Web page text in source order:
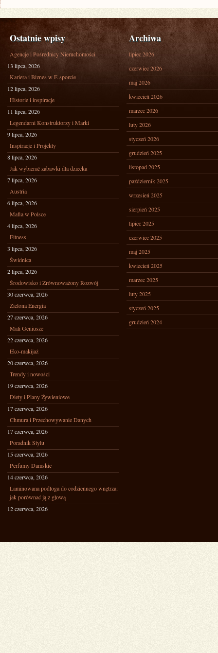
Ostatnie wpisy
Agencje i Pośrednicy Nieruchomości
13 lipca, 2026
Kariera i Biznes w E-sporcie
12 lipca, 2026
Historie i inspiracje
11 lipca, 2026
Legendarni Konstruktorzy i Marki
9 lipca, 2026
Inspiracje i Projekty
8 lipca, 2026
Jak wybierać zabawki dla dziecka
7 lipca, 2026
Austria
6 lipca, 2026
Mafia w Polsce
4 lipca, 2026
Fitness
3 lipca, 2026
Świdnica
2 lipca, 2026
Środowisko i Zrównoważony Rozwój
30 czerwca, 2026
Zielona Energia
27 czerwca, 2026
Mali Geniusze
22 czerwca, 2026
Eko-makijaż
20 czerwca, 2026
Trendy i nowości
19 czerwca, 2026
Diety i Plany Żywieniowe
17 czerwca, 2026
Chmura i Przechowywanie Danych
17 czerwca, 2026
Poradnik Stylu
15 czerwca, 2026
Perfumy Damskie
14 czerwca, 2026
Laminowana podłoga do codziennego wnętrza:
jak porównać ją z głową
12 czerwca, 2026
Archiwa
lipiec 2026
czerwiec 2026
maj 2026
kwiecień 2026
marzec 2026
luty 2026
styczeń 2026
grudzień 2025
listopad 2025
październik 2025
wrzesień 2025
sierpień 2025
lipiec 2025
czerwiec 2025
maj 2025
kwiecień 2025
marzec 2025
luty 2025
styczeń 2025
grudzień 2024